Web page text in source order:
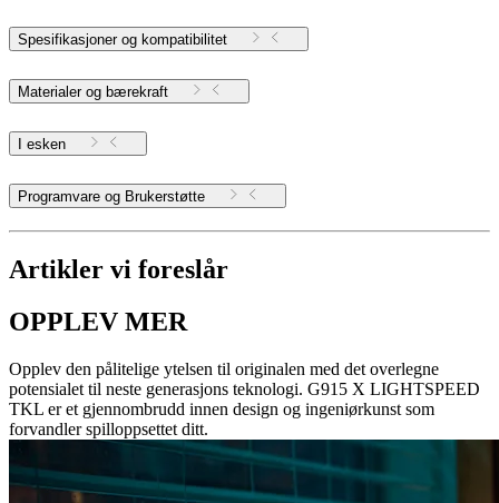
Spesifikasjoner og kompatibilitet
Materialer og bærekraft
I esken
Programvare og Brukerstøtte
Artikler vi foreslår
OPPLEV MER
Opplev den pålitelige ytelsen til originalen med det overlegne
potensialet til neste generasjons teknologi. G915 X LIGHTSPEED
TKL er et gjennombrudd innen design og ingeniørkunst som
forvandler spilloppsettet ditt.